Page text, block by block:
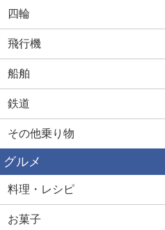
四輪
飛行機
船舶
鉄道
その他乗り物
グルメ
料理・レシピ
お菓子